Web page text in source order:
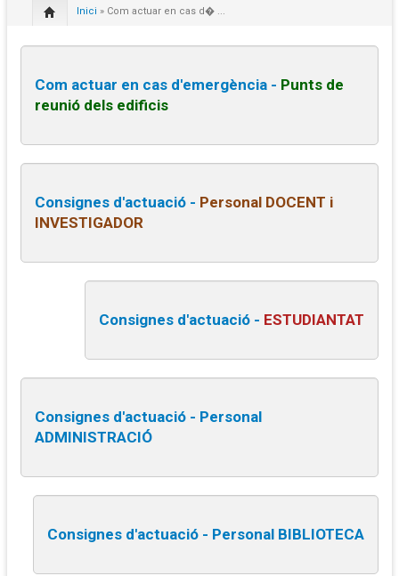
Inici » Com actuar en cas d� ...
Com actuar en cas d'emergència - Punts de
reunió dels edificis
Consignes d'actuació - Personal DOCENT i
INVESTIGADOR
Consignes d'actuació - ESTUDIANTAT
Consignes d'actuació - Personal
ADMINISTRACIÓ
Consignes d'actuació - Personal BIBLIOTECA